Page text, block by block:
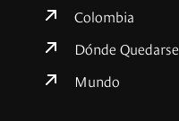
Colombia
Dónde Quedarse
Mundo